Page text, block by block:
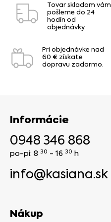
Tovar skladom vám
pošleme do 24
hodín od
objednávky.
Pri objednávke nad
60 € získate
dopravu zadarmo.
Informácie
0948 346 868
po-pi: 8 30 - 16 30 h
info@kasiana.sk
Nákup